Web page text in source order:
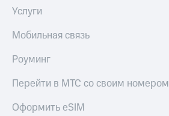
Услуги
Мобильная связь
Роуминг
Перейти в МТС со своим номером
Оформить eSIM